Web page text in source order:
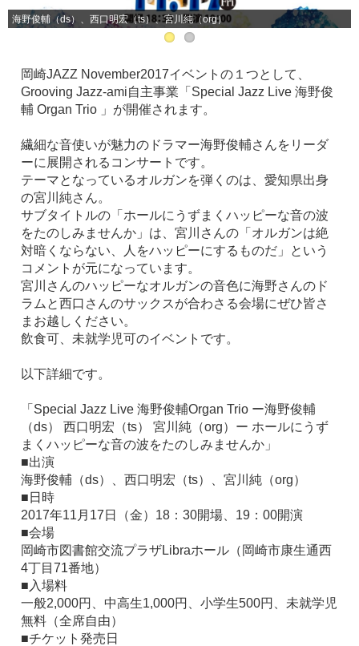
海野俊輔（ds）、西口明宏（ts）、宮川純（org）
岡崎JAZZ November2017イベントの１つとして、
Grooving Jazz-ami自主事業「Special Jazz Live 海野俊
輔 Organ Trio 」が開催されます。
繊細な音使いが魅力のドラマー海野俊輔さんをリーダ
ーに展開されるコンサートです。
テーマとなっているオルガンを弾くのは、愛知県出身
の宮川純さん。
サブタイトルの「ホールにうずまくハッピーな音の波
をたのしみませんか」は、宮川さんの「オルガンは絶
対暗くならない、人をハッピーにするものだ」という
コメントが元になっています。
宮川さんのハッピーなオルガンの音色に海野さんのド
ラムと西口さんのサックスが合わさる会場にぜひ皆さ
まお越しください。
飲食可、未就学児可のイベントです。
以下詳細です。
「Special Jazz Live 海野俊輔Organ Trio ー海野俊輔
（ds） 西口明宏（ts） 宮川純（org）ー ホールにうず
まくハッピーな音の波をたのしみませんか」
■出演
海野俊輔（ds）、西口明宏（ts）、宮川純（org）
■日時
2017年11月17日（金）18：30開場、19：00開演
■会場
岡崎市図書館交流プラザLibraホール（岡崎市康生通西
4丁目71番地）
■入場料
一般2,000円、中高生1,000円、小学生500円、未就学児
無料（全席自由）
■チケット発売日